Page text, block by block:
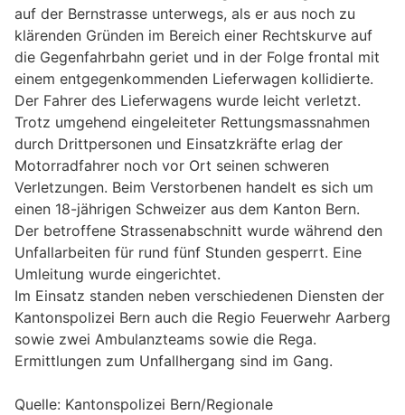
auf der Bernstrasse unterwegs, als er aus noch zu
klärenden Gründen im Bereich einer Rechtskurve auf
die Gegenfahrbahn geriet und in der Folge frontal mit
einem entgegenkommenden Lieferwagen kollidierte.
Der Fahrer des Lieferwagens wurde leicht verletzt.
Trotz umgehend eingeleiteter Rettungsmassnahmen
durch Drittpersonen und Einsatzkräfte erlag der
Motorradfahrer noch vor Ort seinen schweren
Verletzungen. Beim Verstorbenen handelt es sich um
einen 18-jährigen Schweizer aus dem Kanton Bern.
Der betroffene Strassenabschnitt wurde während den
Unfallarbeiten für rund fünf Stunden gesperrt. Eine
Umleitung wurde eingerichtet.
Im Einsatz standen neben verschiedenen Diensten der
Kantonspolizei Bern auch die Regio Feuerwehr Aarberg
sowie zwei Ambulanzteams sowie die Rega.
Ermittlungen zum Unfallhergang sind im Gang.
Quelle: Kantonspolizei Bern/Regionale